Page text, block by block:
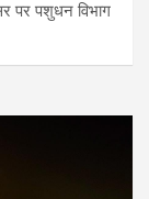
पर पशुधन विभाग